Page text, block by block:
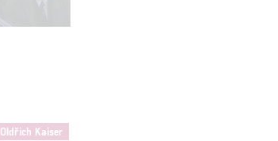
Oldřich Kaiser